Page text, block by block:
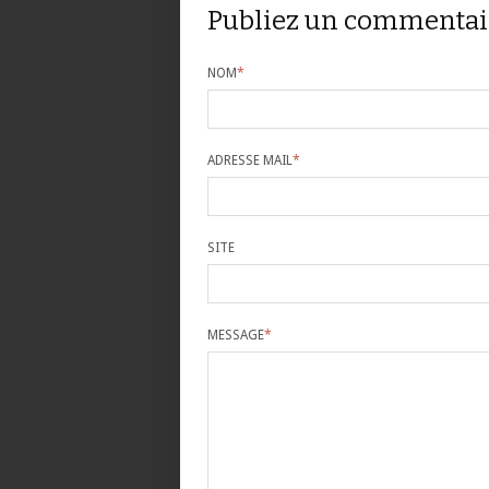
Publiez un
NOM*
ADRESSE MAIL*
SITE
MESSAGE*